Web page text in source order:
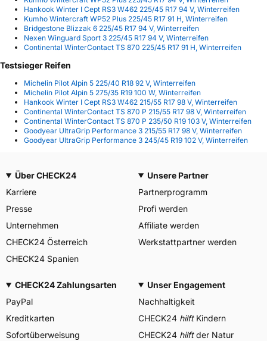
Hankook Winter I Cept RS3 W462 225/45 R17 94 V, Winterreifen
Kumho Wintercraft WP52 Plus 225/45 R17 91 H, Winterreifen
Bridgestone Blizzak 6 225/45 R17 94 V, Winterreifen
Nexen Winguard Sport 3 225/45 R17 94 V, Winterreifen
Continental WinterContact TS 870 225/45 R17 91 H, Winterreifen
Testsieger Reifen
Michelin Pilot Alpin 5 225/40 R18 92 V, Winterreifen
Michelin Pilot Alpin 5 275/35 R19 100 W, Winterreifen
Hankook Winter I Cept RS3 W462 215/55 R17 98 V, Winterreifen
Continental WinterContact TS 870 P 215/55 R17 98 V, Winterreifen
Continental WinterContact TS 870 P 235/50 R19 103 V, Winterreifen
Goodyear UltraGrip Performance 3 215/55 R17 98 V, Winterreifen
Goodyear UltraGrip Performance 3 245/45 R19 102 V, Winterreifen
Über CHECK24
Karriere
Presse
Unternehmen
CHECK24 Österreich
CHECK24 Spanien
Unsere Partner
Partnerprogramm
Profi werden
Affiliate werden
Werkstattpartner werden
CHECK24 Zahlungsarten
PayPal
Kreditkarten
Sofortüberweisung
Unser Engagement
Nachhaltigkeit
CHECK24 hilftKindern
CHECK24 hilftder Natur